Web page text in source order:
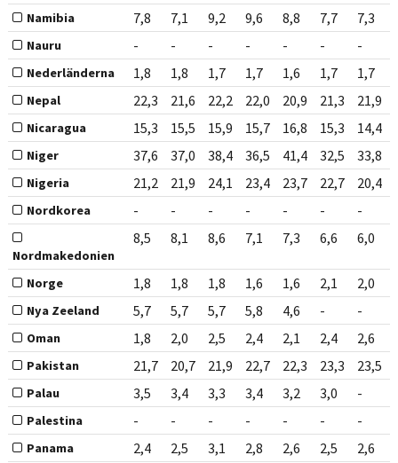
Namibia 7,8 7,1 9,2 9,6 8,8 7,7 7,3
Nauru - - - - - - -
Nederländerna 1,8 1,8 1,7 1,7 1,6 1,7 1,7
Nepal 22,3 21,6 22,2 22,0 20,9 21,3 21,9
Nicaragua 15,3 15,5 15,9 15,7 16,8 15,3 14,4
Niger 37,6 37,0 38,4 36,5 41,4 32,5 33,8
Nigeria 21,2 21,9 24,1 23,4 23,7 22,7 20,4
Nordkorea - - - - - - -
Nordmakedonien
8,5 8,1 8,6 7,1 7,3 6,6 6,0
Norge 1,8 1,8 1,8 1,6 1,6 2,1 2,0
Nya Zeeland 5,7 5,7 5,7 5,8 4,6 - -
Oman 1,8 2,0 2,5 2,4 2,1 2,4 2,6
Pakistan 21,7 20,7 21,9 22,7 22,3 23,3 23,5
Palau 3,5 3,4 3,3 3,4 3,2 3,0 -
Palestina - - - - - - -
Panama 2,4 2,5 3,1 2,8 2,6 2,5 2,6